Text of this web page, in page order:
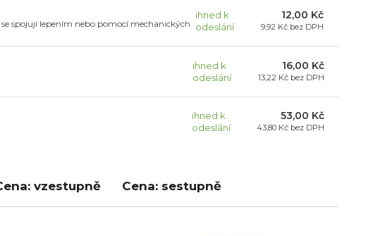
spojují lepením nebo pomocí mechanických
ihned k
odeslání
12,00 Kč
9,92 Kč bez DPH
ihned k
odeslání
16,00 Kč
13,22 Kč bez DPH
ihned k
odeslání
53,00 Kč
43,80 Kč bez DPH
vzestupně Cena: sestupně